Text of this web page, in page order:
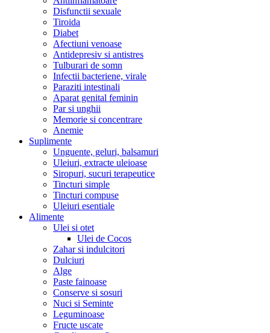
Disfunctii sexuale
Tiroida
Diabet
Afectiuni venoase
Antidepresiv si antistres
Tulburari de somn
Infectii bacteriene, virale
Paraziti intestinali
Aparat genital feminin
Par si unghii
Memorie si concentrare
Anemie
Suplimente
Unguente, geluri, balsamuri
Uleiuri, extracte uleioase
Siropuri, sucuri terapeutice
Tincturi simple
Tincturi compuse
Uleiuri esentiale
Alimente
Ulei si otet
Ulei de Cocos
Zahar si indulcitori
Dulciuri
Alge
Paste fainoase
Conserve si sosuri
Nuci si Seminte
Leguminoase
Fructe uscate